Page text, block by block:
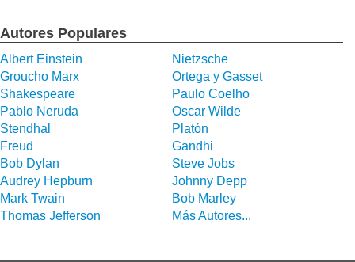
Autores Populares
Albert Einstein
Nietzsche
Groucho Marx
Ortega y Gasset
Shakespeare
Paulo Coelho
Pablo Neruda
Oscar Wilde
Stendhal
Platón
Freud
Gandhi
Bob Dylan
Steve Jobs
Audrey Hepburn
Johnny Depp
Mark Twain
Bob Marley
Thomas Jefferson
Más Autores...